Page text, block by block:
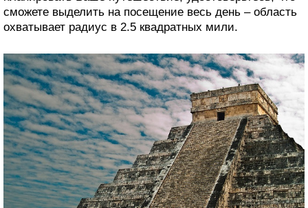
сможете выделить на посещение весь день – область
охватывает радиус в 2.5 квадратных мили.